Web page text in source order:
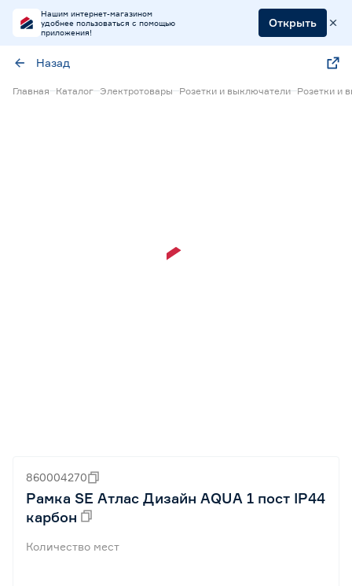
Нашим интернет-магазином
удобнее пользоваться с помощью
приложения!
Открыть
Назад
Главная Каталог Электротовары Розетки и выключатели Розетки и
860004270
Рамка SE Атлас Дизайн AQUA 1 пост IP44
карбон
Количество мест